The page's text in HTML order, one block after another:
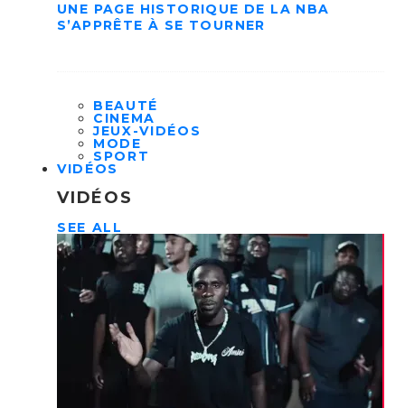
UNE PAGE HISTORIQUE DE LA NBA
S’APPRÊTE À SE TOURNER
BEAUTÉ
CINEMA
JEUX-VIDÉOS
MODE
SPORT
VIDÉOS
VIDÉOS
SEE ALL